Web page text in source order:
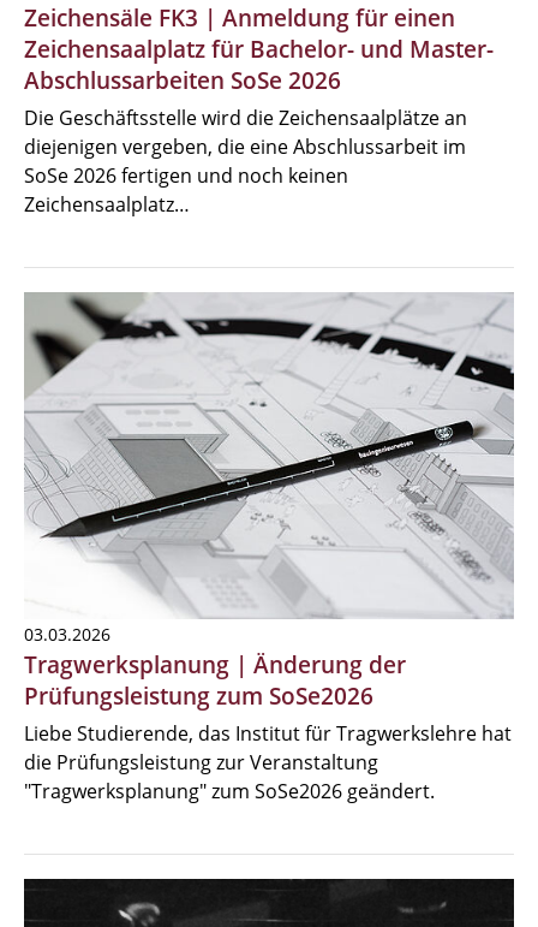
Zeichensäle FK3 | Anmeldung für einen
Zeichensaalplatz für Bachelor- und Master-
Abschlussarbeiten SoSe 2026
Die Geschäftsstelle wird die Zeichensaalplätze an
diejenigen vergeben, die eine Abschlussarbeit im
SoSe 2026 fertigen und noch keinen
Zeichensaalplatz…
03.03.2026
Tragwerksplanung | Änderung der
Prüfungsleistung zum SoSe2026
Liebe Studierende, das Institut für Tragwerkslehre hat
die Prüfungsleistung zur Veranstaltung
"Tragwerksplanung" zum SoSe2026 geändert.